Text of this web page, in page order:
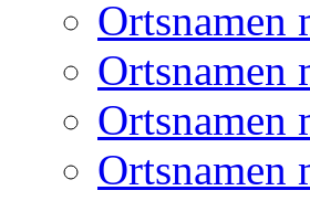
Ortsnamen
Ortsnamen
Ortsnamen
Ortsnamen